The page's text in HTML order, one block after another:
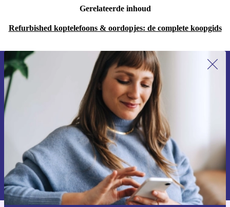
Gerelateerde inhoud
Refurbished koptelefoons & oordopjes: de complete koopgids
Meld je aan voor onze nieuwsbrief en
ontvang €15 korting!
Mis nooit meer een aanbieding.
Voucher aanvragen
Informatie over het gebruik van persoonsgegevens vind je in ons
privacybeleid